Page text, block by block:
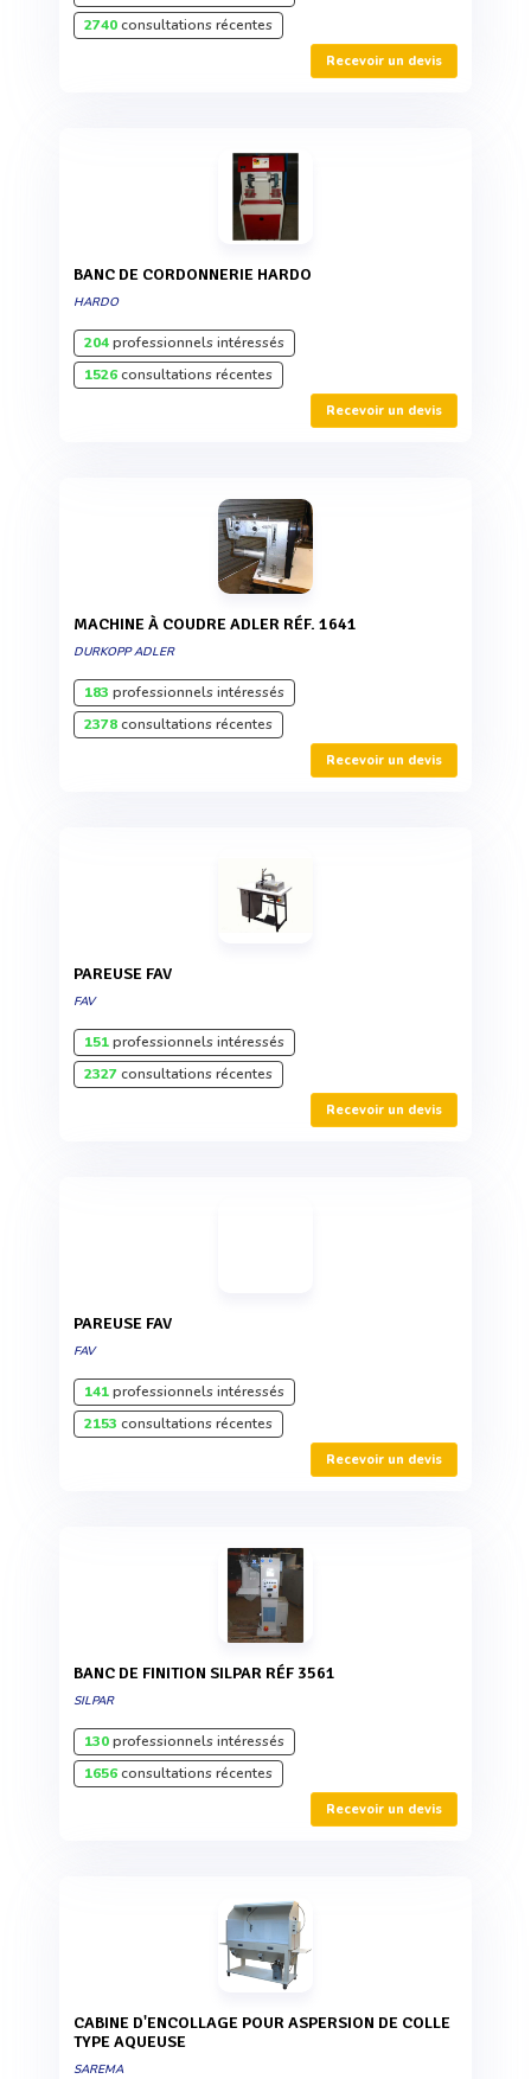
2740consultations récentes
Recevoir un devis
BANC DE CORDONNERIE HARDO
HARDO
204professionnels intéressés
1526consultations récentes
Recevoir un devis
MACHINE À COUDRE ADLER RÉF. 1641
DURKOPP ADLER
183 professionnels intéressés
2378consultations récentes
Recevoir un devis
PAREUSE FAV
FAV
151professionnels intéressés
2327consultations récentes
Recevoir un devis
PAREUSE FAV
FAV
141professionnels intéressés
2153 consultations récentes
Recevoir un devis
BANC DE FINITION SILPAR RÉF 3561
SILPAR
130professionnels intéressés
1656consultations récentes
Recevoir un devis
CABINE D'ENCOLLAGE POUR ASPERSION DE COLLE
TYPE AQUEUSE
SAREMA